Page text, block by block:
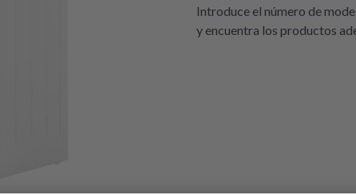
Introduce el número de
y encuentra los productos